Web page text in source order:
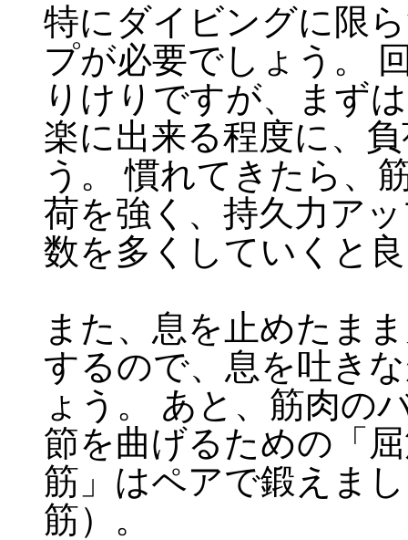
特にダイビングに限
プが必要でしょう。
りけりですが、まず
楽に出来る程度に、
う。 慣れてきたら、
荷を強く、持久力ア
数を多くしていくと
また、息を止めたま
するので、息を吐き
ょう。 あと、筋肉の
節を曲げるための「
筋」はペアで鍛えま
筋）。